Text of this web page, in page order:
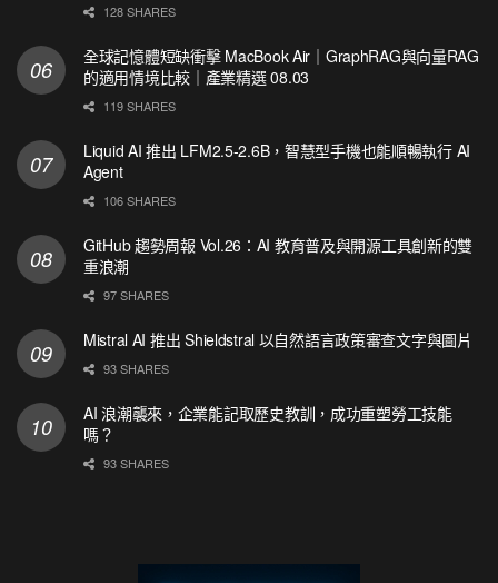
128 SHARES
全球記憶體短缺衝擊 MacBook Air｜GraphRAG與向量RAG
的適用情境比較｜產業精選 08.03
119 SHARES
Liquid AI 推出 LFM2.5-2.6B，智慧型手機也能順暢執行 AI
Agent
106 SHARES
GitHub 趨勢周報 Vol.26：AI 教育普及與開源工具創新的雙
重浪潮
97 SHARES
Mistral AI 推出 Shieldstral 以自然語言政策審查文字與圖片
93 SHARES
AI 浪潮襲來，企業能記取歷史教訓，成功重塑勞工技能
嗎？
93 SHARES